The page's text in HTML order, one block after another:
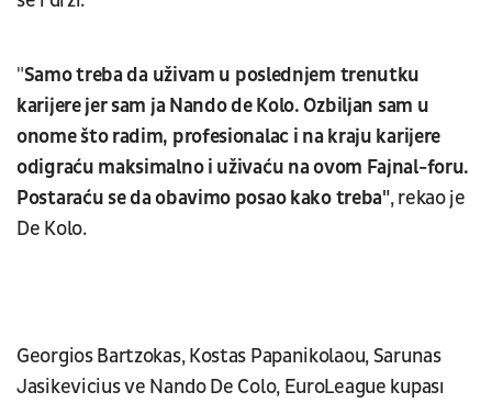
"Samo treba da uživam u poslednjem trenutku
karijere jer sam ja Nando de Kolo. Ozbiljan sam u
onome što radim, profesionalac i na kraju karijere
odigraću maksimalno i uživaću na ovom Fajnal-foru.
Postaraću se da obavimo posao kako treba", rekao je
De Kolo.
Georgios Bartzokas, Kostas Papanikolaou, Sarunas
Jasikevicius ve Nando De Colo, EuroLeague kupası